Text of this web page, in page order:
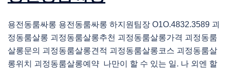
용전동룸싸롱 용전동룸싸롱 하지원팀장 O1O.4832.3589 괴
정동룸살롱 괴정동룸살롱추천 괴정동룸살롱가격 괴정동룸
살롱문의 괴정동룸살롱견적 괴정동룸살롱코스 괴정동룸살
롱위치 괴정동룸살롱예약 나만이 할 수 있는 일. 나 외엔 할